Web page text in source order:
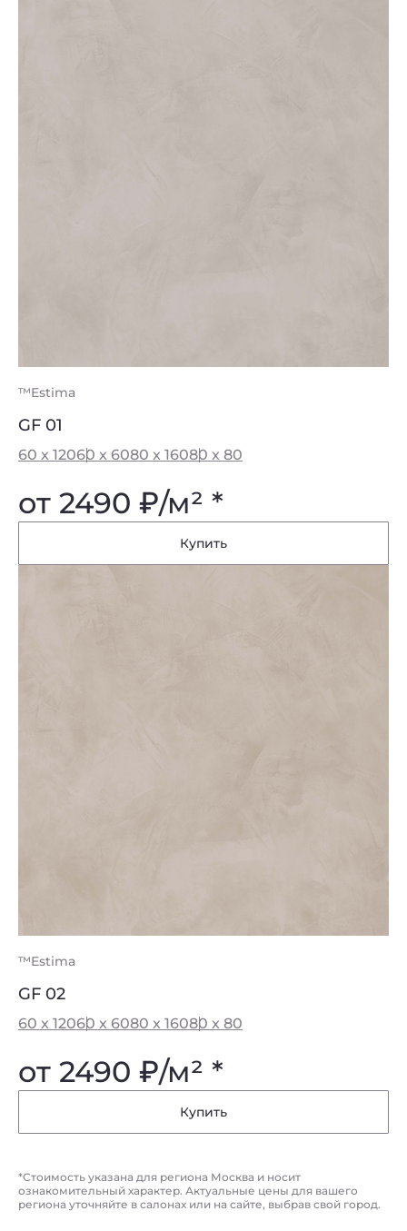
™Estima
GF 01
60 x 12060 x 6080 x 16080 x 80
от 2490 ₽/м² *
Купить
™Estima
GF 02
60 x 12060 x 6080 x 16080 x 80
от 2490 ₽/м² *
Купить
*Стоимость указана для региона Москва и носит
ознакомительный характер. Актуальные цены для вашего
региона уточняйте в салонах или на сайте, выбрав свой город.